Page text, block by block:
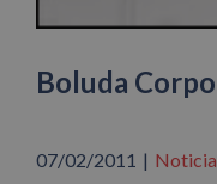
Boluda
07/02/2011 |